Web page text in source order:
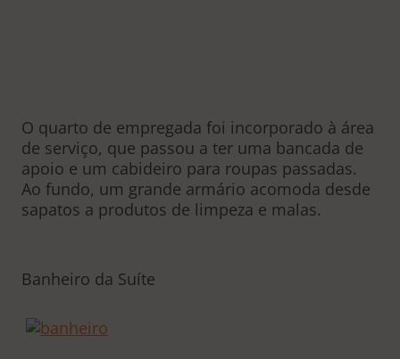
O quarto de empregada foi incorporado à área
de serviço, que passou a ter uma bancada de
apoio e um cabideiro para roupas passadas.
Ao fundo, um grande armário acomoda desde
sapatos a produtos de limpeza e malas.
Banheiro da Suíte